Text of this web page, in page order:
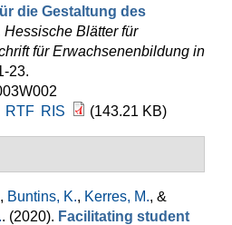
die Gestaltung des
Hessische Blätter für
für Erwachsenenbildung in
23.
RTF RIS (143.21 KB)
, Buntins, K., Kerres, M., &
. (2020). Facilitating student